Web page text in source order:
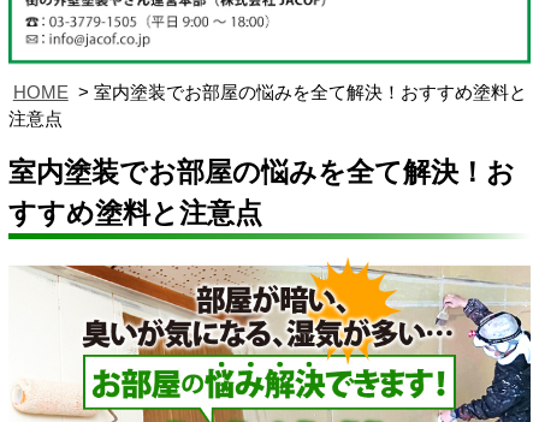
HOME
室内塗装でお部屋の悩みを全て解決！おすすめ塗料と
注意点
室内塗装でお部屋の悩みを全て解決！お
すすめ塗料と注意点